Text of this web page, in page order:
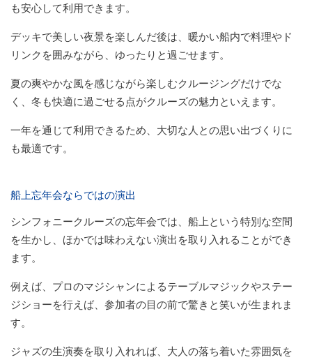
も安心して利用できます。
デッキで美しい夜景を楽しんだ後は、暖かい船内で料理やド
リンクを囲みながら、ゆったりと過ごせます。
夏の爽やかな風を感じながら楽しむクルージングだけでな
く、冬も快適に過ごせる点がクルーズの魅力といえます。
一年を通じて利用できるため、大切な人との思い出づくりに
も最適です。
船上忘年会ならではの演出
シンフォニークルーズの忘年会では、船上という特別な空間
を生かし、ほかでは味わえない演出を取り入れることができ
ます。
例えば、プロのマジシャンによるテーブルマジックやステー
ジショーを行えば、参加者の目の前で驚きと笑いが生まれま
す。
ジャズの生演奏を取り入れれば、大人の落ち着いた雰囲気を